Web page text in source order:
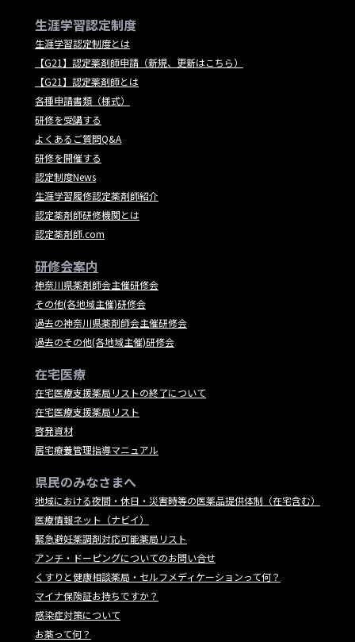
生涯学習認定制度
生涯学習認定制度とは
【G21】認定薬剤師申請（新規、更新はこちら）
【G21】認定薬剤師とは
各種申請書類（様式）
研修を受講する
よくあるご質問Q&A
研修を開催する
認定制度News
生涯学習履修認定薬剤師紹介
認定薬剤師研修機関とは
認定薬剤師.com
研修会案内
神奈川県薬剤師会主催研修会
その他(各地域主催)研修会
過去の神奈川県薬剤師会主催研修会
過去のその他(各地域主催)研修会
在宅医療
在宅医療支援薬局リストの終了について
在宅医療支援薬局リスト
啓発資材
居宅療養管理指導マニュアル
県民のみなさまへ
地域における夜間・休日・災害時等の医薬品提供体制（在宅含む）
医療情報ネット（ナビイ）
緊急避妊薬調剤対応可能薬局リスト
アンチ・ドーピングについてのお問い合せ
くすりと健康相談薬局・セルフメディケーションって何？
マイナ保険証お持ちですか？
感染症対策について
お薬って何？